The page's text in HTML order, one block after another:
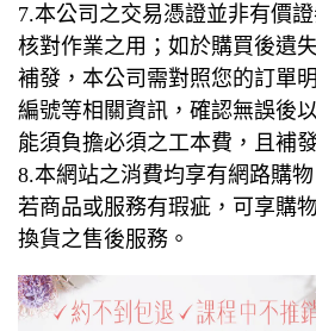
7.本公司之交易憑證並非有價
核對作業之用；如於購買後遺
補發，本公司需對照您的訂單
編號等相關資訊，確認無誤後
能須負擔必須之工本費，且補
8.本網站之消費均享有網路購物
若商品或服務有瑕疵，可享購
換貨之售後服務。